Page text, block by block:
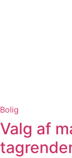
Bolig
Valg af